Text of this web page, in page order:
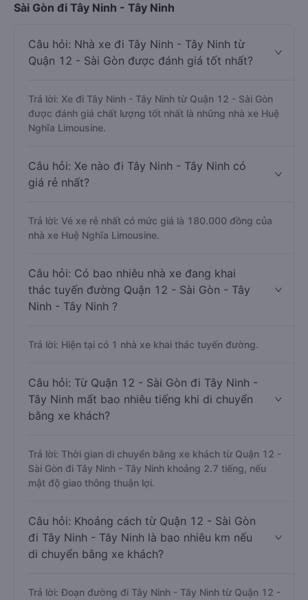
Sài Gòn đi Tây Ninh - Tây Ninh
Câu hỏi: Nhà xe đi Tây Ninh - Tây Ninh từ
Quận 12 - Sài Gòn được đánh giá tốt nhất?
Trả lời: Xe đi Tây Ninh - Tây Ninh từ Quận 12 - Sài Gòn
được đánh giá chất lượng tốt nhất là những nhà xe Huệ
Nghĩa Limousine.
Câu hỏi: Xe nào đi Tây Ninh - Tây Ninh có
giá rẻ nhất?
Trả lời: Vé xe rẻ nhất có mức giá là 180.000 đồng của
nhà xe Huệ Nghĩa Limousine.
Câu hỏi: Có bao nhiêu nhà xe đang khai
thác tuyến đường Quận 12 - Sài Gòn - Tây
Ninh - Tây Ninh ?
Trả lời: Hiện tại có 1 nhà xe khai thác tuyến đường.
Câu hỏi: Từ Quận 12 - Sài Gòn đi Tây Ninh -
Tây Ninh mất bao nhiêu tiếng khi di chuyển
bằng xe khách?
Trả lời: Thời gian di chuyển bằng xe khách từ Quận 12 -
Sài Gòn đi Tây Ninh - Tây Ninh khoảng 2.7 tiếng, nếu
mật độ giao thông thuận lợi.
Câu hỏi: Khoảng cách từ Quận 12 - Sài Gòn
đi Tây Ninh - Tây Ninh là bao nhiêu km nếu
di chuyển bằng xe khách?
Trả lời: Đoạn đường đi Tây Ninh - Tây Ninh từ Quận 12 -